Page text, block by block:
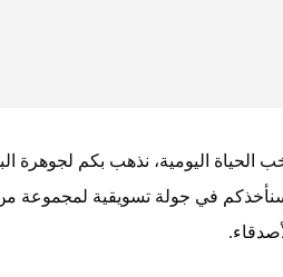
اليومية، نذهب بكم لجوهرة
سنأخذكم في جولة تسويقية